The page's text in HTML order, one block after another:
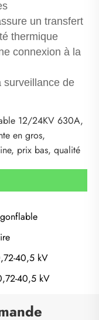
un transfert
thermique
connexion à la
surveillance de
12/24KV 630A,
en gros,
prix bas, qualité
40,5 kV
40,5 kV